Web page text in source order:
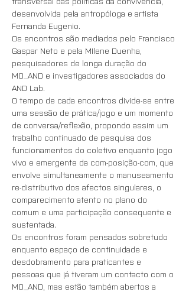
desenvolvida pela antropóloga e artista
Fernanda Eugenio.
Os encontros são mediados pelo Francisco
Gaspar Neto e pela MIlene Duenha,
pesquisadores de longa duração do
MO_AND e investigadores associados do
AND Lab.
O tempo de cada encontros divide-se entre
uma sessão de prática/jogo e um momento
de conversa/reflexão, propondo assim um
trabalho continuado de pesquisa dos
funcionamentos do coletivo enquanto jogo
vivo e emergente da com-posição-com, que
envolve simultaneamente o manuseamento
re-distributivo dos afectos singulares, o
comparecimento atento no plano do
comum e uma participação consequente e
sustentada.
Os encontros foram pensados sobretudo
enquanto espaço de continuidade e
desdobramento para praticantes e
pessoas que já tiveram um contacto com o
MO_AND, mas estão também abertos a